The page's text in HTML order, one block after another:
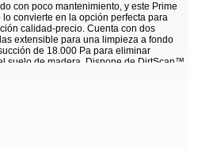
con poco mantenimiento, y este Prime
convierte en la opción perfecta para
calidad-precio. Cuenta con dos
extensible para una limpieza a fondo
de 18.000 Pa para eliminar
suelo de madera. Dispone de DirtScan™
navegación LDS LiDAR, asegurando